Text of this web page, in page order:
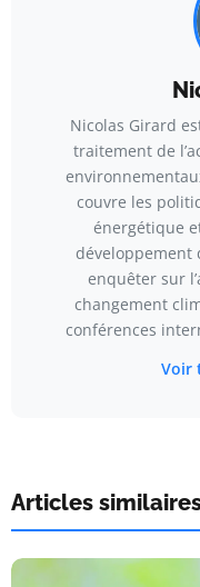
Nicolas Girard
traitement de
couvre les
énergétique
développement
enquêter sur
changement
conférences
Voir
Articles